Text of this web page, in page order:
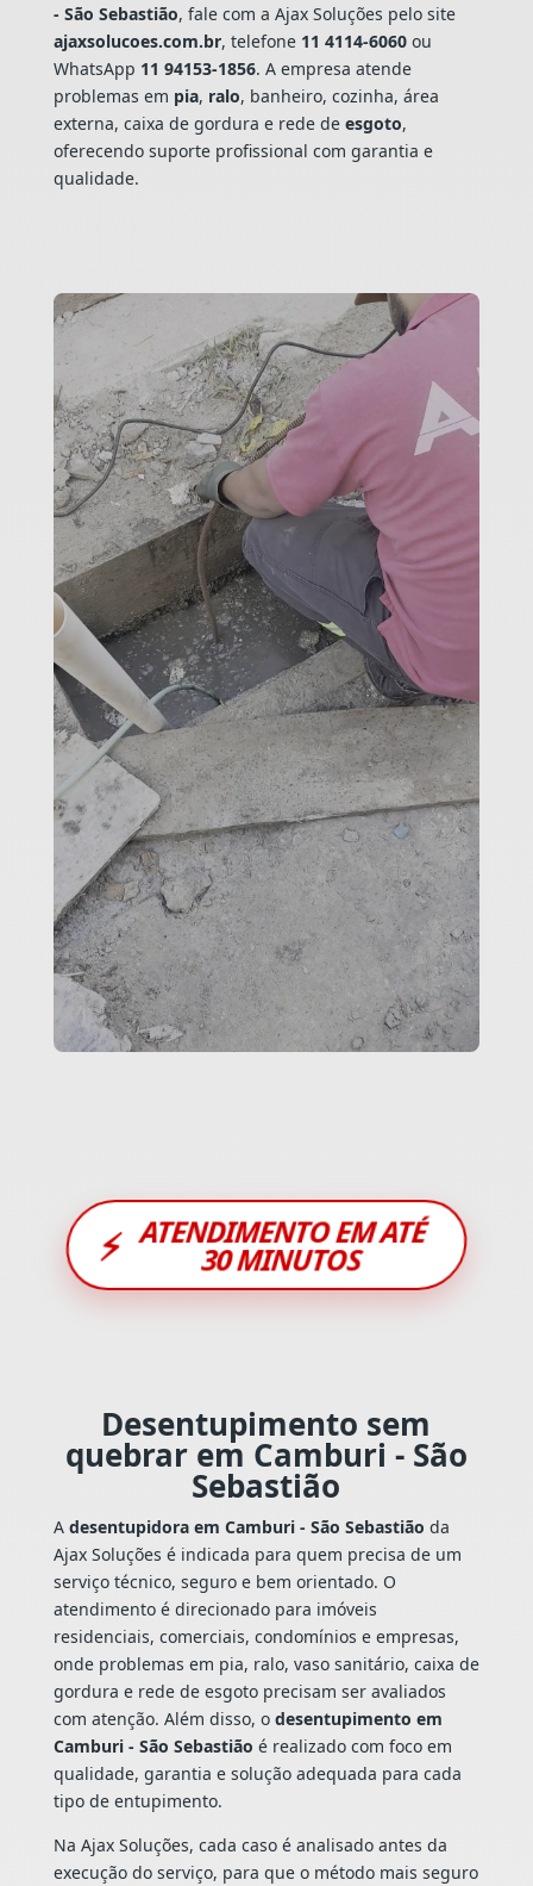
- São Sebastião, fale com a Ajax Soluções pelo site
ajaxsolucoes.com.br, telefone 11 4114-6060ou
WhatsApp 11 94153-1856. A empresa atende
problemas em pia, ralo, banheiro, cozinha, área
externa, caixa de gordura e rede de esgoto,
oferecendo suporte profissional com garantia e
qualidade.
⚡ ATENDIMENTO EM ATÉ
30 MINUTOS
Desentupimento sem
quebrar em Camburi - São
Sebastião
A desentupidora em Camburi - São Sebastião da
Ajax Soluções é indicada para quem precisa de um
serviço técnico, seguro e bem orientado. O
atendimento é direcionado para imóveis
residenciais, comerciais, condomínios e empresas,
onde problemas em pia, ralo, vaso sanitário, caixa de
gordura e rede de esgoto precisam ser avaliados
com atenção. Além disso, o desentupimento em
Camburi - São Sebastião é realizado com foco em
qualidade, garantia e solução adequada para cada
tipo de entupimento.
Na Ajax Soluções, cada caso é analisado antes da
execução do serviço, para que o método mais seguro